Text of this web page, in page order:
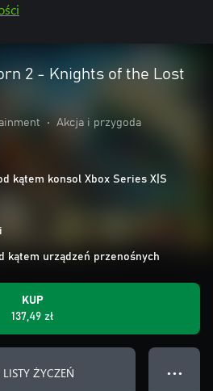
2 - Knights of the Lost
• Akcja i przygoda
kątem konsol Xbox Series X|S
kątem urządzeń przenośnych
KUP
137,49 zł
ŻYCZEŃ ● ● ●